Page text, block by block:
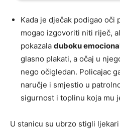
Kada je dječak podigao oči
mogao izgovoriti niti riječ,
pokazala duboku
glasno plakati, a očaj u
nego očigledan. Policajac
naručje i smjestio u
sigurnost i toplinu koja mu
U stanicu su ubrzo stigli